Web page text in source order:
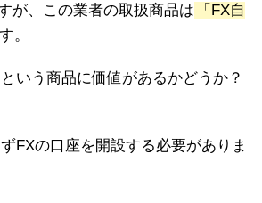
が、この業者の取扱商品は
「FX自
。
いう商品に価値があるかどうか？
FXの口座を開設する必要がありま